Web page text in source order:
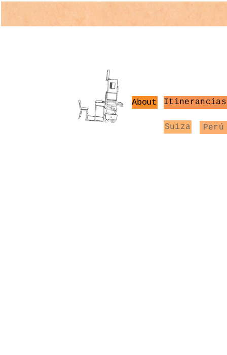
About Itinerancias
Perú
Suiza